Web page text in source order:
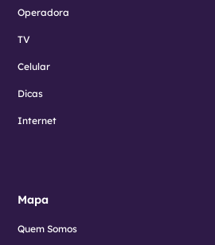
Operadora
TV
Celular
Dicas
Internet
Mapa
Quem Somos